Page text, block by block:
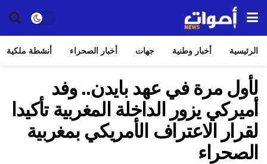
الرئيسية أخبار وطنية جهات أخبار الصحراء أنشطة ملكية
لأول مرة في عهد بايدن.. وفد
أميركي يزور الداخلة المغربية تأكيدا
لقرار الاعتراف الأمريكي بمغربية
الصحراء